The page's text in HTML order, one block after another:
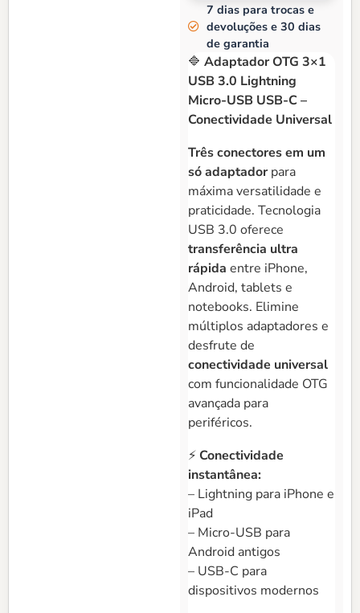
7 dias para trocas e
devoluções e 30 dias
de garantia
🔷 Adaptador OTG 3×1
USB 3.0 Lightning
Micro-USB USB-C –
Conectividade Universal
Três conectores em um
só adaptador para
máxima versatilidade e
praticidade. Tecnologia
USB 3.0 oferece
transferência ultra
rápida entre iPhone,
Android, tablets e
notebooks. Elimine
múltiplos adaptadores e
desfrute de
conectividade universal
com funcionalidade OTG
avançada para
periféricos.
⚡Conectividade
instantânea:
– Lightning para iPhone e
iPad
– Micro-USB para
Android antigos
– USB-C para
dispositivos modernos